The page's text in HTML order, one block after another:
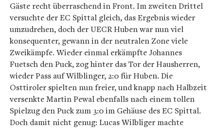
Gäste recht überraschend in Front. Im zweiten Drittel
versuchte der EC Spittal gleich, das Ergebnis wieder
umzudrehen, doch der UECR Huben war nun viel
konsequenter, gewann in der neutralen Zone viele
Zweikämpfe. Wieder einmal erkämpfte Johannes
Fuetsch den Puck, zog hinter das Tor der Hausherren,
wieder Pass auf Wilblinger, 2:0 für Huben. Die
Osttiroler spielten nun freier, und knapp nach Halbzeit
versenkte Martin Pewal ebenfalls nach einem tollen
Spielzug den Puck zum 3:0 im Gehäuse des EC Spittal.
Doch damit nicht genug: Lucas Wilbliger machte